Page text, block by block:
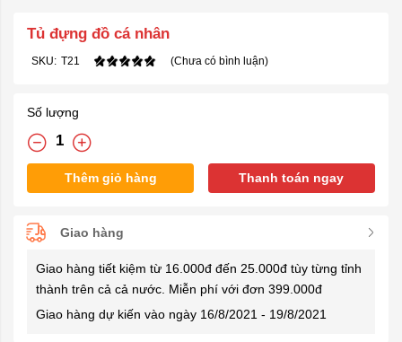
Tủ đựng đồ cá nhân
SKU: T21 (Chưa có bình luận)
Số lượng
Thêm giỏ hàng Thanh toán ngay
Giao hàng
Giao hàng tiết kiệm từ 16.000đ đến 25.000đ tùy từng tỉnh
thành trên cả cả nước. Miễn phí với đơn 399.000đ
Giao hàng dự kiến vào ngày 16/8/2021 - 19/8/2021